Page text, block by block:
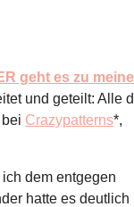
geht es zu
und geteilt: Alle
Crazypatterns*,
dem entgegen
hatte es deutlich